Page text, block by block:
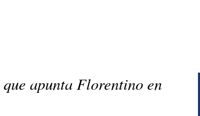
apunta Florentino en